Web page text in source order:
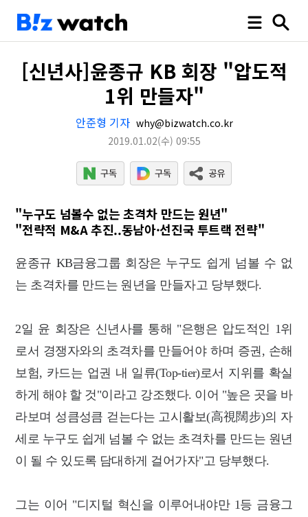
[신년사]윤종규 KB 회장 "압도적
1위 만들자"
안준형 기자 why@bizwatch.co.kr
2019.01.02(수) 09:55
"누구도 넘볼수 없는 초격차 만드는 원년"
"전략적 M&A 추진..동남아·선진국 투트랙 전략"
윤종규 KB금융그룹 회장은 누구도 쉽게 넘볼 수 없
는 초격차를 만드는 원년을 만들자고 당부했다.
2일 윤 회장은 신년사를 통해 "은행은 압도적인 1위
로서 경쟁자와의 초격차를 만들어야 하며 증권, 손해
보험, 카드는 업권 내 일류(Top-tier)로서 지위를 확실
하게 해야 할 것"이라고 강조했다. 이어 "높은 곳을 바
라보며 성큼성큼 걷는다는 고시활보(高視闊步)의 자
세로 누구도 쉽게 넘볼 수 없는 초격차를 만드는 원년
이 될 수 있도록 담대하게 걸어가자"고 당부했다.
그는 이어 "디지털 혁신을 이루어내야만 1등 금융그